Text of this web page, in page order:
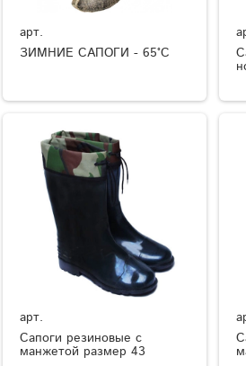
арт.
ЗИМНИЕ САПОГИ - 65°C
арт.
Сапоги резиновые с
манжетой размер 43